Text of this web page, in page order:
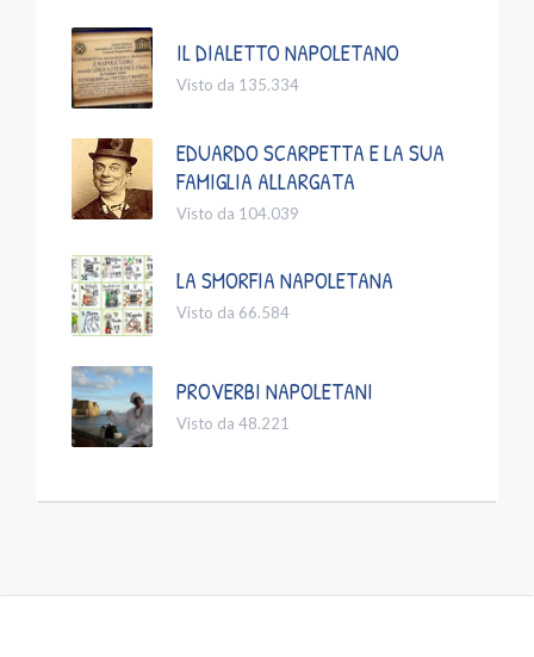
IL DIALETTO NAPOLETANO
Visto da 135.334
EDUARDO SCARPETTA E LA SUA
FAMIGLIA ALLARGATA
Visto da 104.039
LA SMORFIA NAPOLETANA
Visto da 66.584
PROVERBI NAPOLETANI
Visto da 48.221